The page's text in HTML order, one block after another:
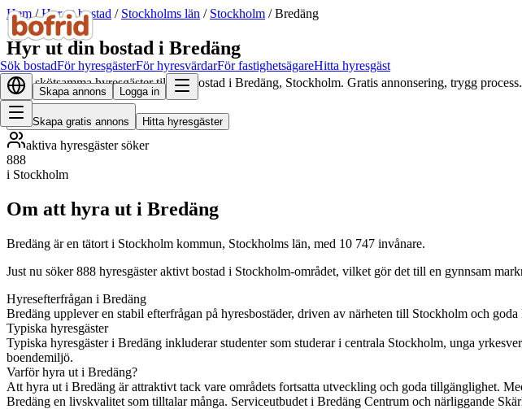
Sök bostadFör hyresgästerFör hyresvärdarFör fastighetsägareHitta hyresgäst
Skapa annons Logga in
Hem/Hyr ut bostad / Stockholms län / Stockholm /Bredäng
Hyr ut din bostad i Bredäng
Hitta skötsamma hyresgäster till din bostad i Bredäng, Stockholm. Gratis annonsering, trygg process.
Skapa gratis annons Hitta hyresgäster
aktiva hyresgäster söker
888
i Stockholm
Om att hyra ut i Bredäng
Bredäng är en tätort i Stockholm kommun, Stockholms län, med 10 747 invånare.
Just nu söker 888 hyresgäster aktivt bostad i Stockholm-området, vilket gör det till en gynnsam
Hyresefterfrågan i Bredäng
Bredäng upplever en stabil efterfrågan på hyresbostäder, driven av närheten till Stockholm och
Typiska hyresgäster
Typiska hyresgäster i Bredäng inkluderar studenter som studerar i centrala Stockholm, unga
boendemiljö.
Varför hyra ut i Bredäng?
Att hyra ut i Bredäng är attraktivt tack vare områdets fortsatta utveckling och goda tillgänglighet.
Bredäng en livskvalitet som tilltalar många. Serviceutbudet i Bredäng Centrum och närliggande